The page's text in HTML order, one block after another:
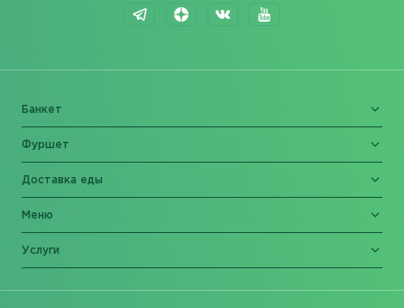
Банкет
Фуршет
Доставка еды
Меню
Услуги